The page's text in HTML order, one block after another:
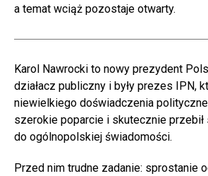
a temat wciąż pozostaje otwarty.
Karol Nawrocki to nowy prezydent
działacz publiczny i były prezes IPN,
niewielkiego doświadczenia
szerokie poparcie i skutecznie przebił
do ogólnopolskiej świadomości.
Przed nim trudne zadanie: sprostanie